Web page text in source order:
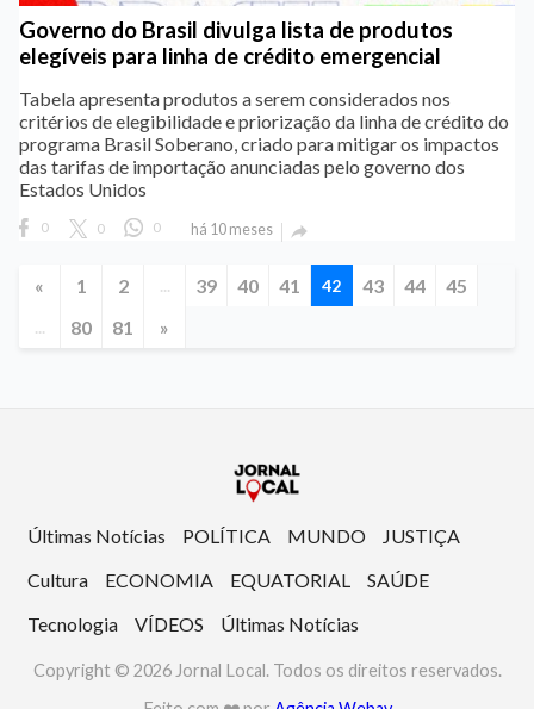
Governo do Brasil divulga lista de produtos
elegíveis para linha de crédito emergencial
Tabela apresenta produtos a serem considerados nos
critérios de elegibilidade e priorização da linha de crédito do
programa Brasil Soberano, criado para mitigar os impactos
das tarifas de importação anunciadas pelo governo dos
Estados Unidos
0 0 0 há 10 meses 
« 1 2 ... 39 40 41 42 43 44 45
... 80 81 »
Últimas Notícias POLÍTICA MUNDO
JUSTIÇA
Cultura
ECONOMIA EQUATORIAL
SAÚDE
Tecnologia
VÍDEOS Últimas Notícias
Copyright © 2026 Jornal Local. Todos os direitos reservados.